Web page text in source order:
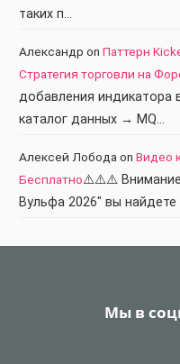
таких п…
Александр on Паттерн
Стратегия торговли на
добавления
каталог данных → MQ…
Алексей Лобода on Видео
Бесплатно⚠️⚠️⚠️
Вульфа 2026" вы
Мы в